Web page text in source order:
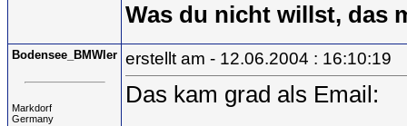
Was du nicht willst, das
Bodensee_BMWler
Markdorf
Germany
erstellt am - 12.06.2004 : 16:10:19
Das kam grad als Email: